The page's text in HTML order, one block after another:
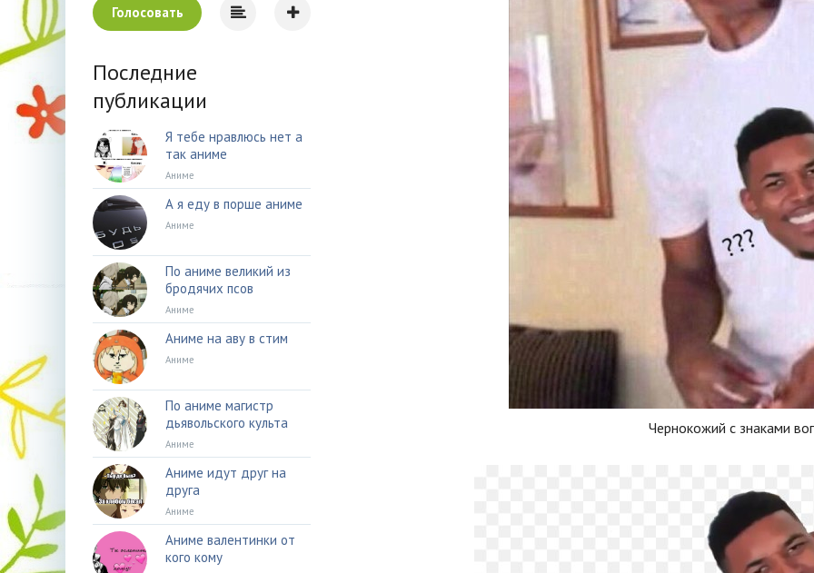
Чернокожий с знаками
Голосовать
Последние
публикации
Я тебе нравлюсь нет а
так аниме
Аниме
А я еду в порше аниме
Аниме
По аниме великий из
бродячих псов
Аниме
Аниме на аву в стим
Аниме
По аниме магистр
дьявольского культа
Аниме
Аниме идут друг на
друга
Аниме
Аниме валентинки от
кого кому